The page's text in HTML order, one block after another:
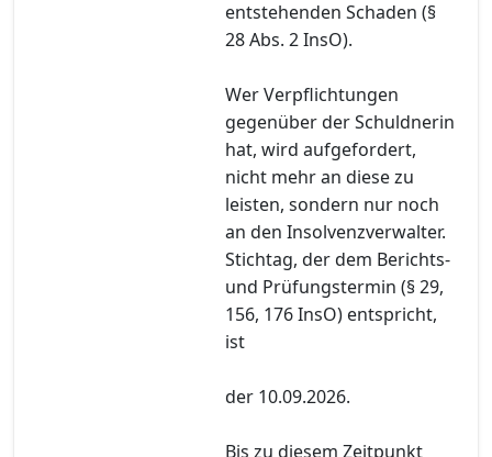
entstehenden Schaden (§
28 Abs. 2 InsO).
Wer Verpflichtungen
gegenüber der Schuldnerin
hat, wird aufgefordert,
nicht mehr an diese zu
leisten, sondern nur noch
an den Insolvenzverwalter.
Stichtag, der dem Berichts-
und Prüfungstermin (§ 29,
156, 176 InsO) entspricht,
ist
der 10.09.2026.
Bis zu diesem Zeitpunkt